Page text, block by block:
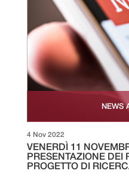
NEWS
VENERDÌ 11
PRESENTAZIONE DEI
PROGETTO DI
4 Nov 2022